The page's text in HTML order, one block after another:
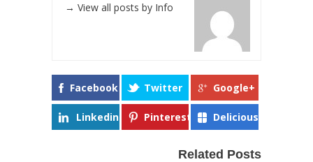
View all posts by Info
→
Facebook Twitter Google+
Linkedin Pinterest Delicious
Related Posts